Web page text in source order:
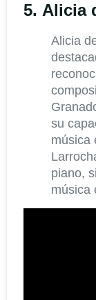
5. Alicia
Alicia
su
música
piano,
música